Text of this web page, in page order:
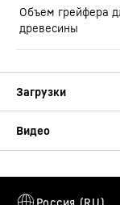
Объем грейфера
древесины